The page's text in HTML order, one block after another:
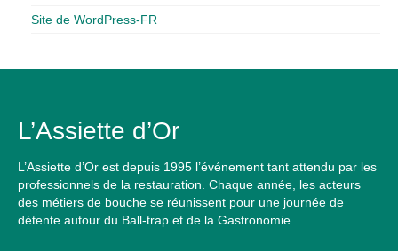
Site de WordPress-FR
L’Assiette d’Or
L’Assiette d’Or est depuis 1995 l’événement tant attendu par les
professionnels de la restauration. Chaque année, les acteurs
des métiers de bouche se réunissent pour une journée de
détente autour du Ball-trap et de la Gastronomie.